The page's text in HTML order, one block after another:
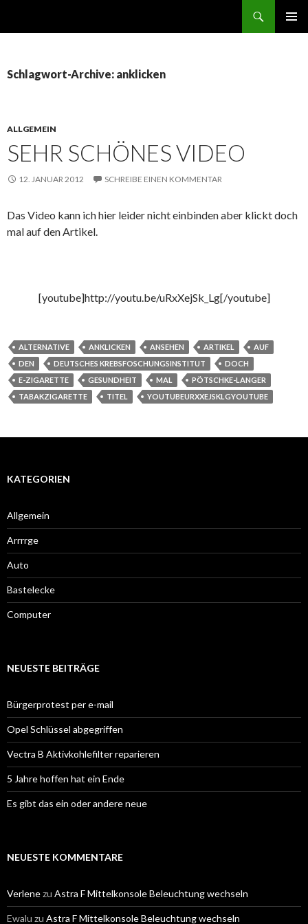
Schlagwort-Archive: anklicken
ALLGEMEIN
SEHR SCHÖNES VIDEO
12. JANUAR 2012 SCHREIBE EINEN KOMMENTAR
Das Video kann ich hier leider nicht einbinden aber klickt doch
mal auf den Artikel.
[youtube]http://youtu.be/uRxXejSk_Lg[/youtube]
ALTERNATIVE ANKLICKEN ANSEHEN ARTIKEL
AUF
DEN
DEUTSCHES KREBSFOSCHUNGSINSTITUT
DOCH
E-ZIGARETTE
GESUNDHEIT MAL
PÖTSCHKE-LANGER
TABAKZIGARETTE
TITEL YOUTUBEURXXEJSKLGYOUTUBE
KATEGORIEN
Allgemein
Arrrrge
Auto
Bastelecke
Computer
NEUESTE BEITRÄGE
Bürgerprotest per e-mail
Opel Schlüssel abgegriffen
Vectra B Aktivkohlefilter reparieren
5 Jahre hoffen hat ein Ende
Es gibt das ein oder andere neue
NEUESTE KOMMENTARE
Verlenezu Astra F Mittelkonsole Beleuchtung wechseln
Ewalu zu Astra F Mittelkonsole Beleuchtung wechseln